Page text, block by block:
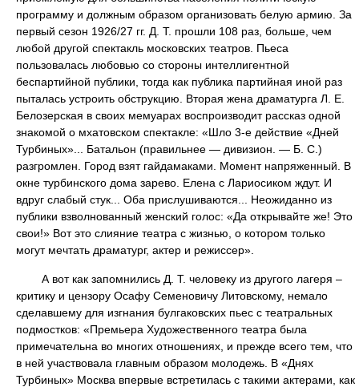
программу и должным образом организовать белую армию. За
первый сезон 1926/27 гг. Д. Т. прошли 108 раз, больше, чем
любой другой спектакль московских театров. Пьеса
пользовалась любовью со стороны интеллигентной
беспартийной публики, тогда как публика партийная иной раз
пыталась устроить обструкцию. Вторая жена драматурга Л. Е.
Белозерская в своих мемуарах воспроизводит рассказ одной
знакомой о мхатовском спектакле: «Шло 3-е действие «Дней
Турбиных»... Батальон (правильнее — дивизион. — Б. С.)
разгромлен. Город взят гайдамаками. Момент напряженный. В
окне турбинского дома зарево. Елена с Лариосиком ждут. И
вдруг слабый стук... Оба прислушиваются... Неожиданно из
публики взволнованный женский голос: «Да открывайте же! Это
свои!» Вот это слияние театра с жизнью, о котором только
могут мечтать драматург, актер и режиссер».
А вот как запомнились Д. Т. человеку из другого лагеря –
критику и цензору Осафу Семеновичу Литовскому, немало
сделавшему для изгнания булгаковских пьес с театральных
подмостков: «Премьера Художественного театра была
примечательна во многих отношениях, и прежде всего тем, что
в ней участвовала главным образом молодежь. В «Днях
Турбиных» Москва впервые встретилась с такими актерами, как